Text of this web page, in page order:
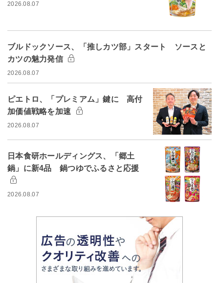
2026.08.07
ブルドックソース、「推しカツ部」スタート ソースと
カツの魅力発信
2026.08.07
ピエトロ、「プレミアム」鍵に 高付
加価値戦略を加速
2026.08.07
日本食研ホールディングス、「郷土
鍋」に新4品 鍋つゆでふるさと応援
2026.08.07